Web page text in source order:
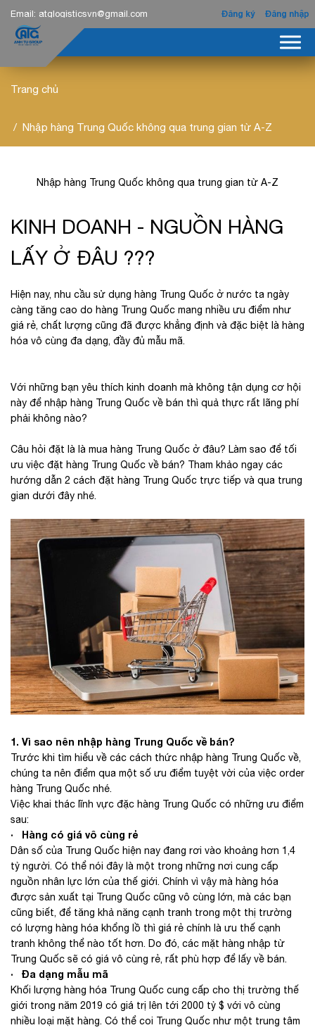
Email: atglogisticsvn@gmail.com Đăng ký Đăng nhập
Trang chủ
Nhập hàng Trung Quốc không qua trung gian từ A-Z
Nhập hàng Trung Quốc không qua trung gian từ A-Z
KINH DOANH - NGUỒN HÀNG
LẤY Ở ĐÂU ???
Hiện nay, nhu cầu sử dụng hàng Trung Quốc ở nước ta ngày
càng tăng cao do hàng Trung Quốc mang nhiều ưu điểm như
giá rẻ, chất lượng cũng đã được khẳng định và đặc biệt là hàng
hóa vô cùng đa dạng, đầy đủ mẫu mã.
Với những bạn yêu thích kinh doanh mà không tận dụng cơ hội
này để nhập hàng Trung Quốc về bán thì quả thực rất lãng phí
phải không nào?
Câu hỏi đặt là là mua hàng Trung Quốc ở đâu? Làm sao để tối
ưu việc đặt hàng Trung Quốc về bán? Tham khảo ngay các
hướng dẫn 2 cách đặt hàng Trung Quốc trực tiếp và qua trung
gian dưới đây nhé.
1. Vì sao nên nhập hàng Trung Quốc về bán?
Trước khi tìm hiểu về các cách thức nhập hàng Trung Quốc về,
chúng ta nên điểm qua một số ưu điểm tuyệt vời của việc order
hàng Trung Quốc nhé.
Việc khai thác lĩnh vực đặc hàng Trung Quốc có những ưu điểm
sau:
· Hàng có giá vô cùng rẻ
Dân số của Trung Quốc hiện nay đang rơi vào khoảng hơn 1,4
tỷ người. Có thể nói đây là một trong những nơi cung cấp
nguồn nhân lực lớn của thế giới. Chính vì vậy mà hàng hóa
được sản xuất tại Trung Quốc cũng vô cùng lớn, mà các bạn
cũng biết, để tăng khả năng cạnh tranh trong một thị trường
có lượng hàng hóa khổng lồ thì giá rẻ chính là ưu thế cạnh
tranh không thể nào tốt hơn. Do đó, các mặt hàng nhập từ
Trung Quốc sẽ có giá vô cùng rẻ, rất phù hợp để lấy về bán.
· Đa dạng mẫu mã
Khối lượng hàng hóa Trung Quốc cung cấp cho thị trường thế
giới trong năm 2019 có giá trị lên tới 2000 tỷ $ với vô cùng
nhiều loại mặt hàng. Có thể coi Trung Quốc như một trung tâm